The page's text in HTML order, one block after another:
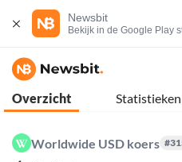
Newsbit
Bekijk in de Google Play
Overzicht Statistieken
Worldwide USD koers